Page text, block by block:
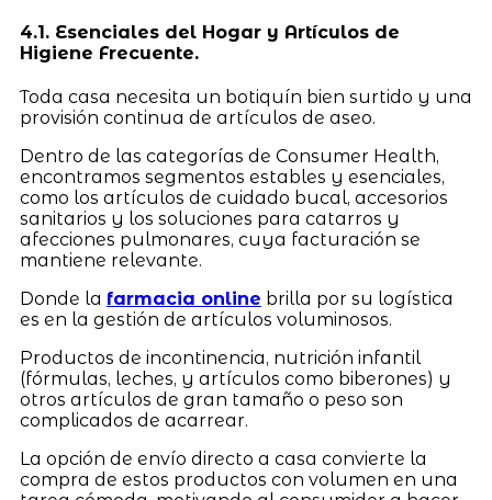
4.1. Esenciales del Hogar y Artículos de
Higiene Frecuente.
Toda casa necesita un botiquín bien surtido y una
provisión continua de artículos de aseo.
Dentro de las categorías de Consumer Health,
encontramos segmentos estables y esenciales,
como los artículos de cuidado bucal, accesorios
sanitarios y los soluciones para catarros y
afecciones pulmonares, cuya facturación se
mantiene relevante.
Donde la farmacia online brilla por su logística
es en la gestión de artículos voluminosos.
Productos de incontinencia, nutrición infantil
(fórmulas, leches, y artículos como biberones) y
otros artículos de gran tamaño o peso son
complicados de acarrear.
La opción de envío directo a casa convierte la
compra de estos productos con volumen en una